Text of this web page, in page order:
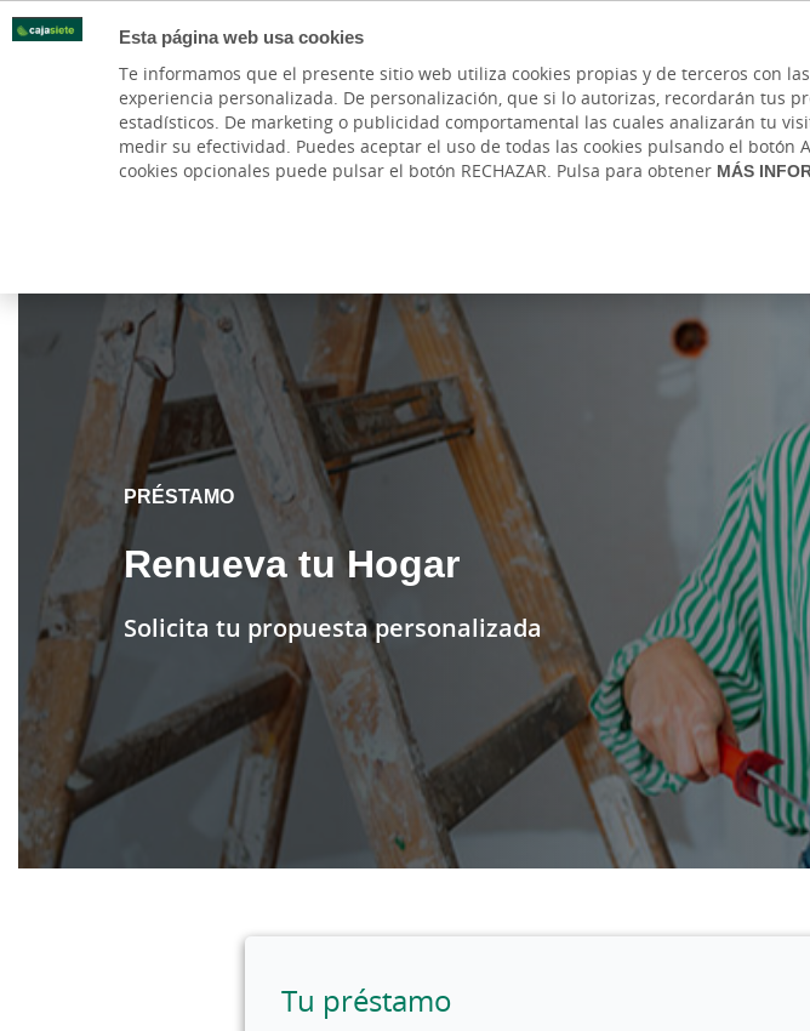
Esta página web usa cookies
Te informamos que el presente sitio web utiliza cookies propias y de terceros con
experiencia personalizada. De personalización, que si lo autorizas, recordarán tus
estadísticos. De marketing o publicidad comportamental las cuales analizarán tu
medir su efectividad. Puedes aceptar el uso de todas las cookies pulsando el botón
cookies opcionales puede pulsar el botón RECHAZAR. Pulsa para obtener MÁS
PARTICULARES BANCA PRIVADA AUTÓNOMOS Y
PRÉSTAMO
Renueva tu Hogar
Solicita tu propuesta personalizada
Tu préstamo